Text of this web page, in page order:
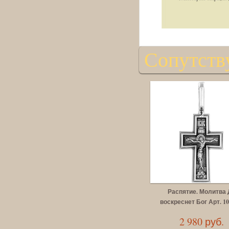
Распятие. Молитва
воскреснет Бог Арт.
2 980 руб.